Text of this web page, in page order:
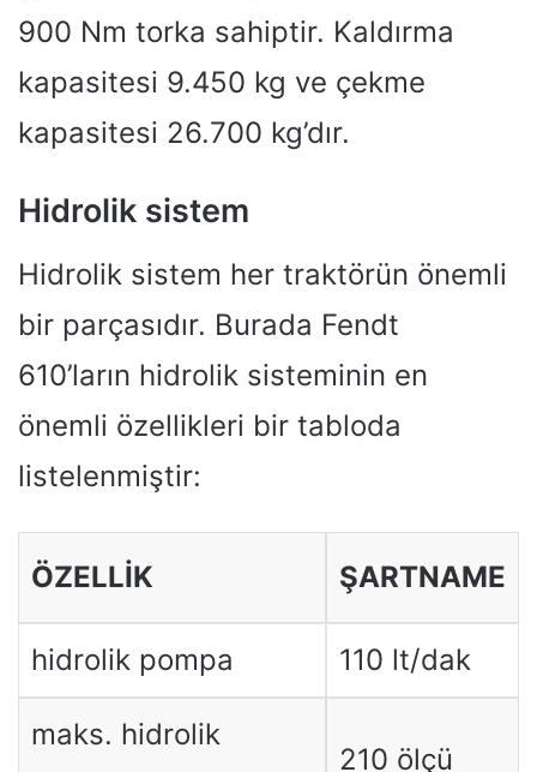
900 Nm torka sahiptir. Kaldırma
kapasitesi 9.450 kg ve çekme
kapasitesi 26.700 kg’dır.
Hidrolik sistem
Hidrolik sistem her traktörün önemli
bir parçasıdır. Burada Fendt
610’ların hidrolik sisteminin en
önemli özellikleri bir tabloda
listelenmiştir:
ÖZELLIK ŞARTNAME
hidrolik pompa 110 lt/dak
maks. hidrolik
210 ölçü